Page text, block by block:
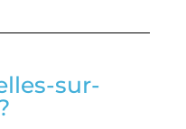
sur-